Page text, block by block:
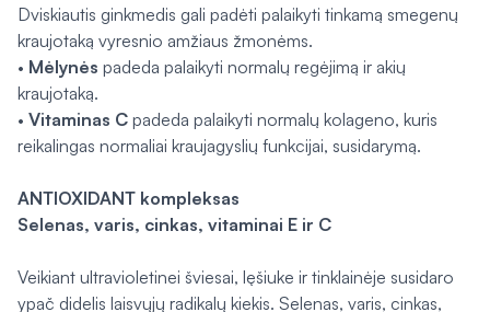
Dviskiautis ginkmedis gali padėti palaikyti tinkamą smegenų
kraujotaką vyresnio amžiaus žmonėms.
• Mėlynės padeda palaikyti normalų regėjimą ir akių
kraujotaką.
• Vitaminas C padeda palaikyti normalų kolageno, kuris
reikalingas normaliai kraujagyslių funkcijai, susidarymą.
ANTIOXIDANT kompleksas
Selenas, varis, cinkas, vitaminai E ir C
Veikiant ultravioletinei šviesai, lęšiuke ir tinklainėje susidaro
ypač didelis laisvųjų radikalų kiekis. Selenas, varis, cinkas,